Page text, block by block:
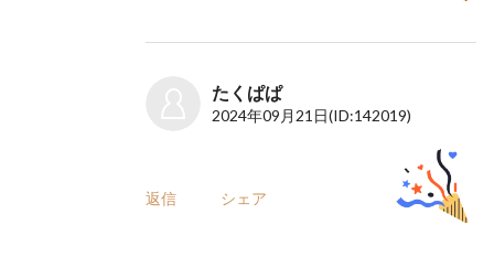
たくぱぱ
2024年09月21日(ID:142019)
返信 シェア